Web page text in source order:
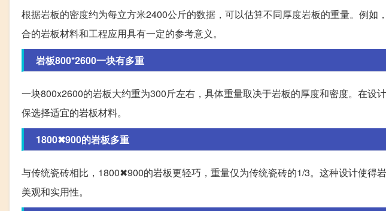
根据岩板的密度约为每立方米2400公斤的数据，可以估算不同厚度岩板的重量。例如
合的岩板材料和工程应用具有一定的参考意义。
岩板800*2600一块有多重
一块800x2600的岩板大约重为300斤左右，具体重量取决于岩板的厚度和密度。在设
保选择适宜的岩板材料。
1800✖900的岩板多重
与传统瓷砖相比，1800✖900的岩板更轻巧，重量仅为传统瓷砖的1/3。这种设计使得
美观和实用性。